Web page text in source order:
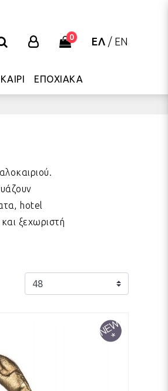
0 ΕΛ / EN
ΕΠΟΧΙΑΚΑ
hotel
ξεχωριστή
ΠΡΟΕΠΙΛΕΓΜΕΝΟ